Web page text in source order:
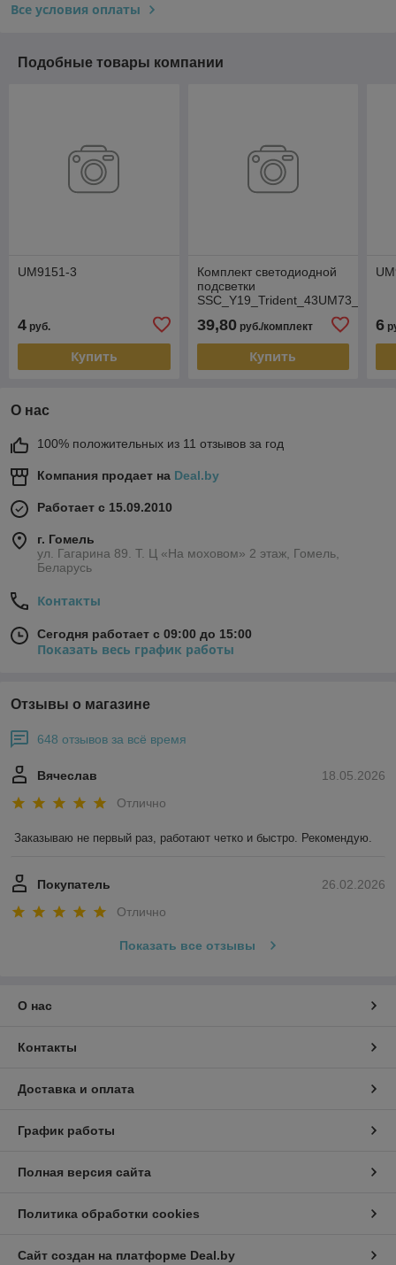
Все условия оплаты
Подобные товары компании
UM9151-3
4 руб.
Купить
Комплект светодиодной
подсветки
линз)
39,80руб./комплект
Купить
6
О нас
100% положительных из 11 отзывов за год
Компания продает на Deal.by
Работает с 15.09.2010
г. Гомель
ул. Гагарина 89. Т. Ц «На моховом» 2 этаж, Гомель,
Беларусь
Контакты
Сегодня работает с 09:00 до 15:00
Показать весь график работы
Отзывы о магазине
648 отзывов за всё время
18.05.2026
Вячеслав
Отлично
Заказываю не первый раз, работают четко и быстро. Рекомендую.
26.02.2026
Покупатель
Отлично
Показать все отзывы
О нас
Контакты
Доставка и оплата
График работы
Полная версия сайта
Политика обработки cookies
Сайт создан на платформе Deal.by